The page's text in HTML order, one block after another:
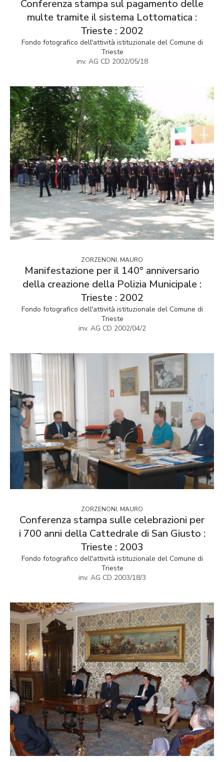
Conferenza stampa sul pagamento delle
multe tramite il sistema Lottomatica :
Trieste : 2002
Fondo fotografico dell'attività istituzionale del Comune di
Trieste
inv. AG CD 2002/05/18
ZORZENONI, MAURO
Manifestazione per il 140° anniversario
della creazione della Polizia Municipale :
Trieste : 2002
Fondo fotografico dell'attività istituzionale del Comune di
Trieste
inv. AG CD 2002/04/2
ZORZENONI, MAURO
Conferenza stampa sulle celebrazioni per
i 700 anni della Cattedrale di San Giusto :
Trieste : 2003
Fondo fotografico dell'attività istituzionale del Comune di
Trieste
inv. AG CD 2003/18/3